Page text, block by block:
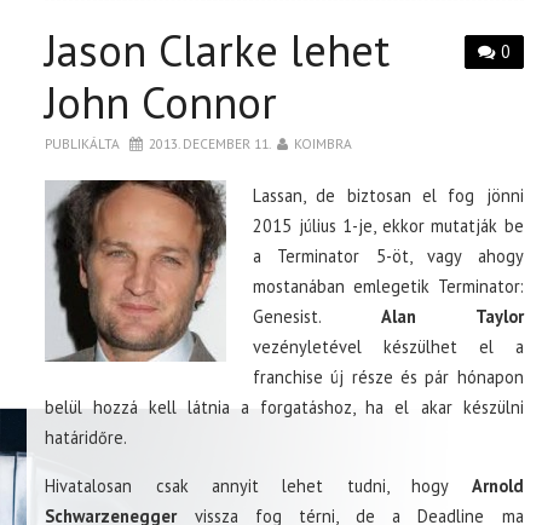
0
Jason Clarke lehet
John Connor
PUBLIKÁLTA 2013. DECEMBER 11. KOIMBRA
Lassan, de biztosan el fog jönni
2015 július 1-je, ekkor mutatják be
a Terminator 5-öt, vagy ahogy
mostanában emlegetik Terminator:
Genesist. Alan Taylor
vezényletével készülhet el a
franchise új része és pár hónapon
belül hozzá kell látnia a forgatáshoz, ha el akar készülni
határidőre.
Hivatalosan csak annyit lehet tudni, hogy Arnold
Schwarzeneggervissza fog térni, de a Deadline ma